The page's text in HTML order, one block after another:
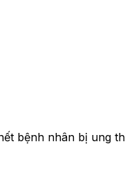
bệnh nhân bị ung